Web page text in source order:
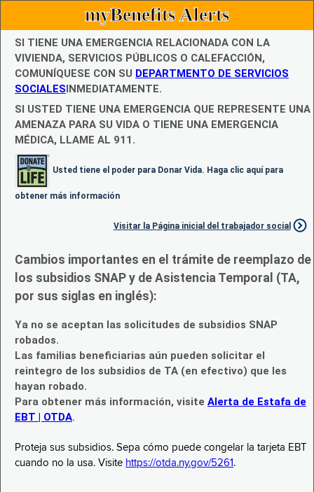
myBenefits Alerts
SI TIENE UNA EMERGENCIA RELACIONADA CON LA
VIVIENDA, SERVICIOS PÚBLICOS O CALEFACCIÓN,
COMUNÍQUESE CON SU DEPARTMENTO DE SERVICIOS
SOCIALESINMEDIATAMENTE.
SI USTED TIENE UNA EMERGENCIA QUE REPRESENTE UNA
AMENAZA PARA SU VIDA O TIENE UNA EMERGENCIA
MÉDICA, LLAME AL 911.
Usted tiene el poder para Donar Vida. Haga clic aquí para
obtener más información
Visitar la Página inicial del trabajador social
Cambios importantes en el trámite de reemplazo de
los subsidios SNAP y de Asistencia Temporal (TA,
por sus siglas en inglés):
Ya no se aceptan las solicitudes de subsidios SNAP
robados.
Las familias beneficiarias aún pueden solicitar el
reintegro de los subsidios de TA (en efectivo) que les
hayan robado.
Para obtener más información, visite Alerta de Estafa de
EBT | OTDA.
Proteja sus subsidios. Sepa cómo puede congelar la tarjeta EBT
cuando no la usa. Visite https://otda.ny.gov/5261 .